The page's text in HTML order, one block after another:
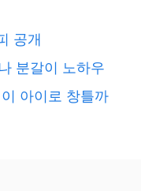
공개
분갈이 노하우
아이로 창틀까